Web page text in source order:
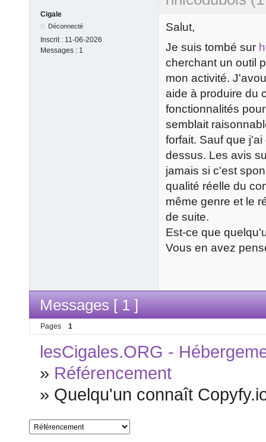
Cigale
Déconnecté
Inscrit : 11-06-2026
Messages : 1
Salut,
Je suis tombé sur
cherchant un outil
mon activité.
aide à produire du
fonctionnalités
semblait
forfait. Sauf que
dessus. Les avis
jamais si c'est
qualité réelle du
même genre et le
de suite.
Est-ce que
Vous en avez
Messages [ 1 ]
Pages 1
lesCigales.ORG -
» Référencement
» Quelqu'un connaît